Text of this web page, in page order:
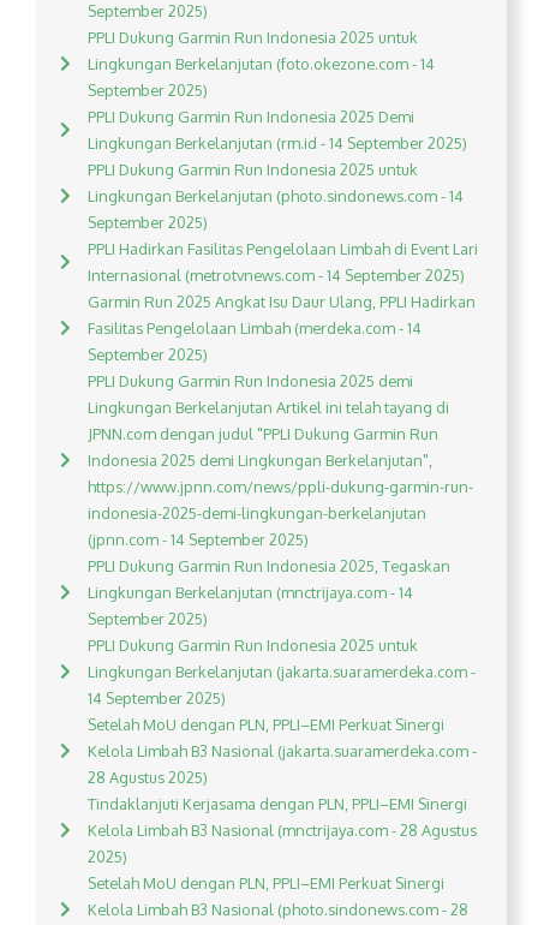
September 2025)
PPLI Dukung Garmin Run Indonesia 2025 untuk
Lingkungan Berkelanjutan (foto.okezone.com - 14
September 2025)
PPLI Dukung Garmin Run Indonesia 2025 Demi
Lingkungan Berkelanjutan (rm.id - 14 September 2025)
PPLI Dukung Garmin Run Indonesia 2025 untuk
Lingkungan Berkelanjutan (photo.sindonews.com - 14
September 2025)
PPLI Hadirkan Fasilitas Pengelolaan Limbah di Event Lari
Internasional (metrotvnews.com - 14 September 2025)
Garmin Run 2025 Angkat Isu Daur Ulang, PPLI Hadirkan
Fasilitas Pengelolaan Limbah (merdeka.com - 14
September 2025)
PPLI Dukung Garmin Run Indonesia 2025 demi
Lingkungan Berkelanjutan Artikel ini telah tayang di
JPNN.com dengan judul "PPLI Dukung Garmin Run
Indonesia 2025 demi Lingkungan Berkelanjutan",
https://www.jpnn.com/news/ppli-dukung-garmin-run-
indonesia-2025-demi-lingkungan-berkelanjutan
(jpnn.com - 14 September 2025)
PPLI Dukung Garmin Run Indonesia 2025, Tegaskan
Lingkungan Berkelanjutan (mnctrijaya.com - 14
September 2025)
PPLI Dukung Garmin Run Indonesia 2025 untuk
Lingkungan Berkelanjutan (jakarta.suaramerdeka.com -
14 September 2025)
Setelah MoU dengan PLN, PPLI–EMI Perkuat Sinergi
Kelola Limbah B3 Nasional (jakarta.suaramerdeka.com -
28 Agustus 2025)
Tindaklanjuti Kerjasama dengan PLN, PPLI–EMI Sinergi
Kelola Limbah B3 Nasional (mnctrijaya.com - 28 Agustus
2025)
Setelah MoU dengan PLN, PPLI–EMI Perkuat Sinergi
Kelola Limbah B3 Nasional (photo.sindonews.com - 28